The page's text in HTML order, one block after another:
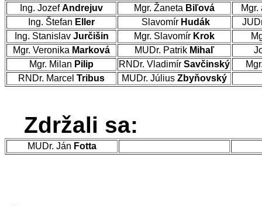
Ing. JozefAndrejuv Mgr. Žaneta Biľová
Ing. Štefan Eller Slavomír Hudák
Ing. Stanislav Jurčišin Mgr. Slavomír Krok
Mgr. Veronika Marková MUDr. Patrik Mihaľ
Mgr. Milan Pilip RNDr. Vladimír Savčinský
RNDr. Marcel Tribus MUDr. Július Zbyňovský
Zdržali sa:
MUDr. Ján Fotta